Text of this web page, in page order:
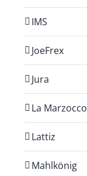
IMS
JoeFrex
Jura
La Marzocco
Lattiz
Mahlkönig